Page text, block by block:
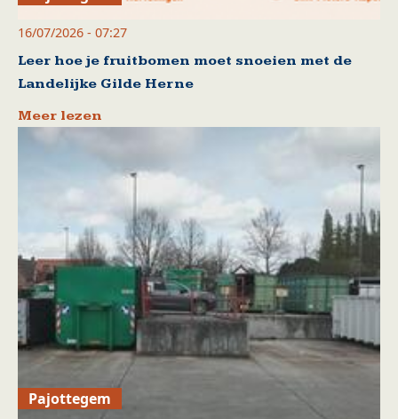
16/07/2026 - 07:27
Leer hoe je fruitbomen moet snoeien met de
Landelijke Gilde Herne
Meer lezen
Pajottegem